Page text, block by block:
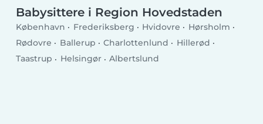
Babysittere i Region Hovedstaden
København Frederiksberg Hvidovre
Hørsholm
Rødovre
Ballerup Charlottenlund
Hillerød
Taastrup
Helsingør Albertslund